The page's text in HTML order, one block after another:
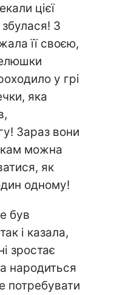
цієї
З
її своєю,
у грі
яка
Зараз вони
можна
як
одному!
був
і казала,
зростає
народиться
потребувати